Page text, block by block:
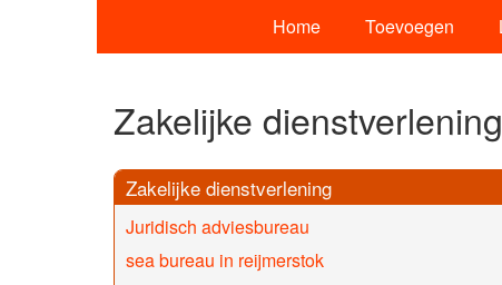
Home Toevoegen
Zakelijke dienstverlening
Zakelijke dienstverlening
Juridisch adviesbureau
sea bureau in reijmerstok